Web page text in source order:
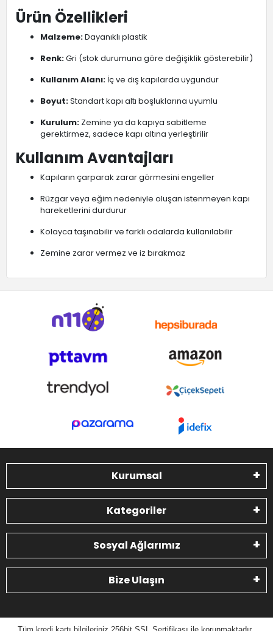
Ürün Özellikleri
Malzeme:Dayanıklı plastik
Renk:Gri (stok durumuna göre değişiklik gösterebilir)
Kullanım Alanı: İç ve dış kapılarda uygundur
Boyut:Standart kapı altı boşluklarına uyumlu
Kurulum: Zemine ya da kapıya sabitleme
gerektirmez, sadece kapı altına yerleştirilir
Kullanım Avantajları
Kapıların çarparak zarar görmesini engeller
Rüzgar veya eğim nedeniyle oluşan istenmeyen kapı
hareketlerini durdurur
Kolayca taşınabilir ve farklı odalarda kullanılabilir
Zemine zarar vermez ve iz bırakmaz
Kurumsal
Kategoriler
Sosyal Ağlarımız
Bize Ulaşın